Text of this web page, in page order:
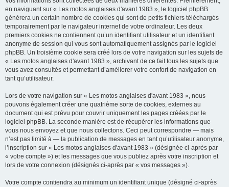
en naviguant sur « Les motos anglaises d'avant 1983 », le logiciel phpBB
génèrera un certain nombre de cookies qui sont de petits fichiers téléchargés
temporairement par le navigateur internet de votre ordinateur. Les deux
premiers cookies ne contiennent qu’un identifiant utilisateur et un identifiant
anonyme de session qui vous sont automatiquement assignés par le logiciel
phpBB. Un troisième cookie sera créé lors de votre navigation sur les sujets de
« Les motos anglaises d'avant 1983 », archivant de ce fait tous les sujets que
vous avez consultés et permettant d’améliorer votre confort de navigation en
tant qu’utilisateur.
Lors de votre navigation sur « Les motos anglaises d'avant 1983 », nous
pouvons également créer une quatrième sorte de cookies, externes au
document qui est prévu pour couvrir uniquement les pages créées par le
logiciel phpBB. La seconde manière est de récupérer les informations que
vous nous envoyez et que nous collectons. Ceci peut correspondre — mais
n’est pas limité à — la publication de messages en tant qu’utilisateur anonyme,
l’inscription sur « Les motos anglaises d'avant 1983 » (désignée ci-après par
« votre compte ») et les messages que vous publiez après votre inscription et
lors de votre connexion (désignés ci-après par « vos messages »).
Votre compte contiendra au minimum un identifiant unique (désigné ci-après